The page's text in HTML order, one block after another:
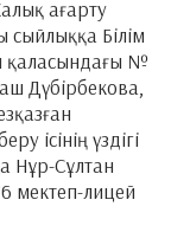
ағарту
сыйлыққа Білім
қаласындағы №
Дүбірбекова,
ісінің үздігі
Нұр-Сұлтан
мектеп-лицей